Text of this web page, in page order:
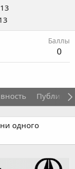
Баллы
0
одного